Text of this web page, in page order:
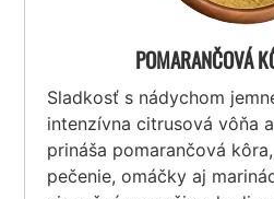
POMARANČOVÁ
Sladkosť s nádychom
intenzívna citrusová vôňa
prináša pomarančová
pečenie, omáčky aj